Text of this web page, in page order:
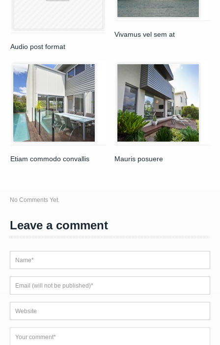
Audio post format
Vivamus vel sem at
Etiam commodo convallis Mauris posuere
No Comments Yet.
Leave a comment